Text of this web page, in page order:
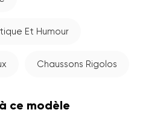
Et Humour
Chaussons Rigolos
ce modèle